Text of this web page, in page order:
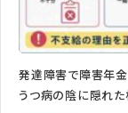
発達障害で障害年金
うつ病の陰に隠れ